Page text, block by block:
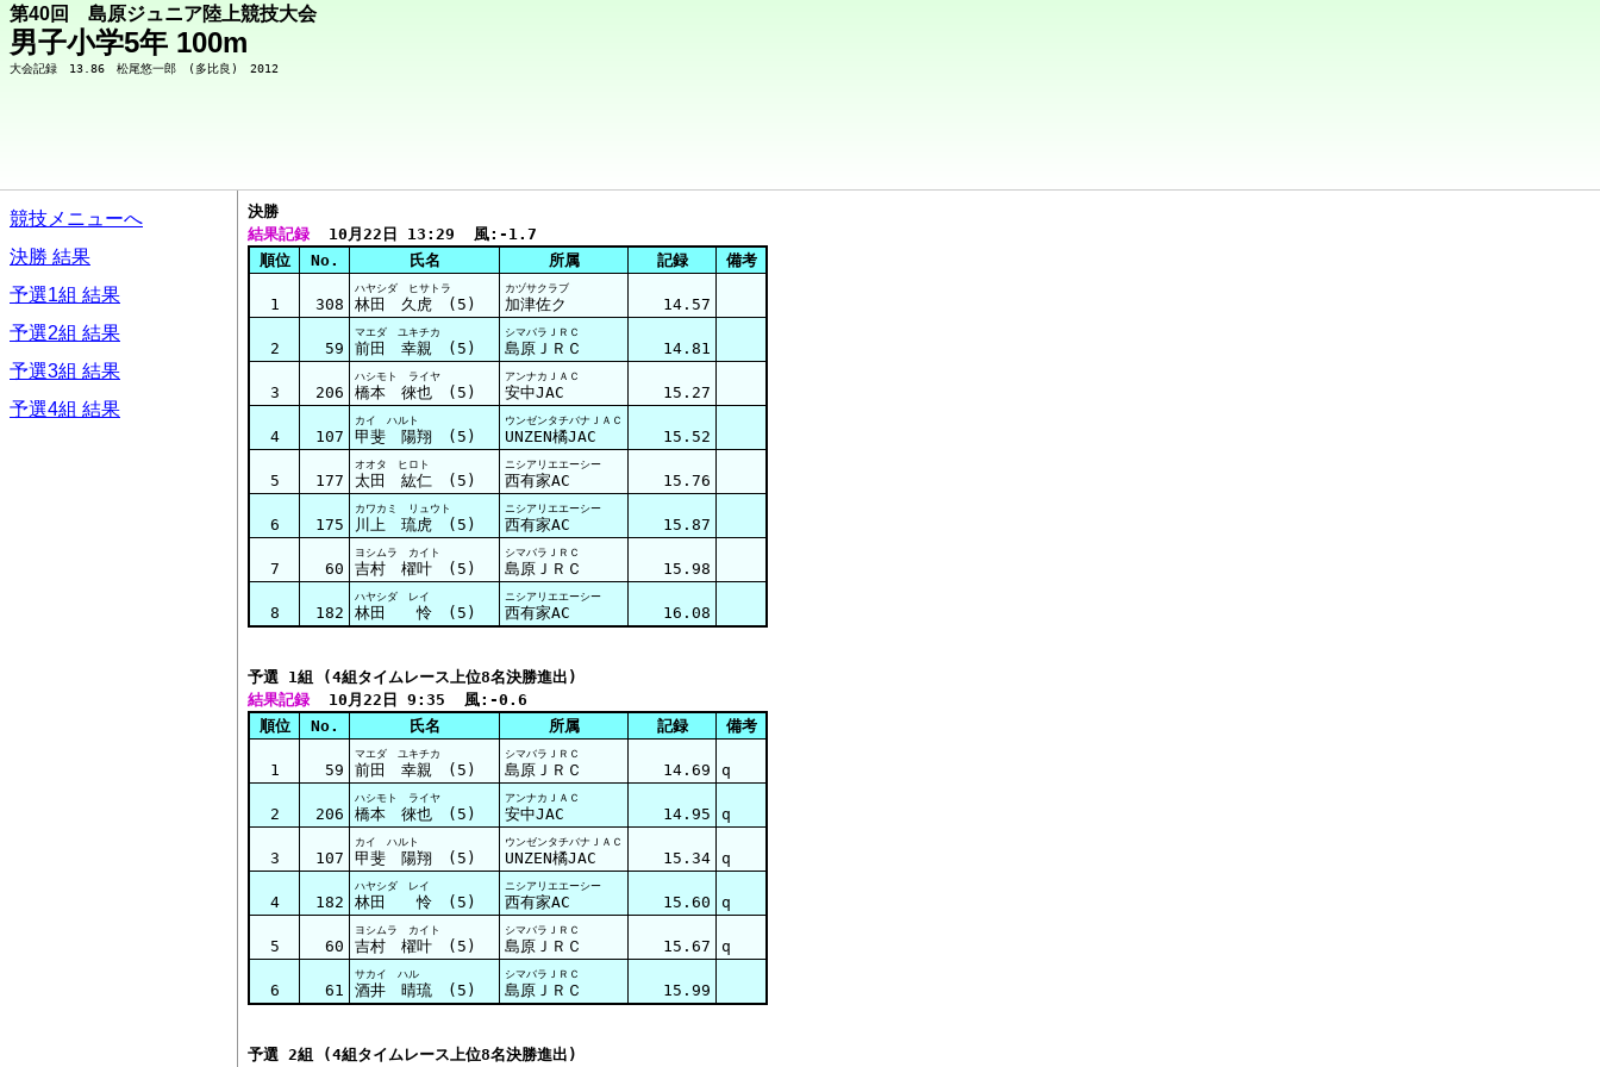
第40回 島原ジュニア陸上競技大会
男子小学5年 100m
競技メニューへ
決勝 結果
予選1組 結果
予選2組 結果
予選3組 結果
予選4組 結果
決勝
結果記録
  10月22日 13:29  風:-1.7
順位
No. 氏名 所属 記録 備考
1 308
ハヤシダ ヒサトラ
林田 久虎 (5)
カヅサクラブ
加津佐ク 14.57
2 59
マエダ ユキチカ
前田 幸親 (5)
シマバラＪＲＣ
島原ＪＲＣ 14.81
3 206
ハシモト ライヤ
橋本 徠也 (5)
アンナカＪＡＣ
安中JAC 15.27
4 107
カイ ハルト
甲斐 陽翔 (5)
ウンゼンタチバナＪＡＣ
UNZEN橘JAC 15.52
5 177
オオタ ヒロト
太田 紘仁 (5)
ニシアリエエーシー
西有家AC 15.76
6 175
カワカミ リュウト
川上 琉虎 (5)
ニシアリエエーシー
西有家AC 15.87
7 60
ヨシムラ カイト
吉村 櫂叶 (5)
シマバラＪＲＣ
島原ＪＲＣ 15.98
8 182
ハヤシダ レイ
林田 怜 (5)
ニシアリエエーシー
西有家AC 16.08
予選 1組 (4組タイムレース上位8名決勝進出)
結果記録
  10月22日 9:35  風:-0.6
順位
No. 氏名 所属 記録 備考
1 59
マエダ ユキチカ
前田 幸親 (5)
シマバラＪＲＣ
島原ＪＲＣ 14.69 q
2 206
ハシモト ライヤ
橋本 徠也 (5)
アンナカＪＡＣ
安中JAC 14.95 q
3 107
カイ ハルト
甲斐 陽翔 (5)
ウンゼンタチバナＪＡＣ
UNZEN橘JAC 15.34 q
4 182
ハヤシダ レイ
林田 怜 (5)
ニシアリエエーシー
西有家AC 15.60 q
5 60
ヨシムラ カイト
吉村 櫂叶 (5)
シマバラＪＲＣ
島原ＪＲＣ 15.67 q
6 61
サカイ ハル
酒井 晴琉 (5)
シマバラＪＲＣ
島原ＪＲＣ 15.99
予選 2組 (4組タイムレース上位8名決勝進出)